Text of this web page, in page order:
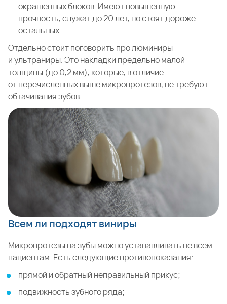
окрашенных блоков. Имеют повышенную
прочность, служат до 20 лет, но стоят дороже
остальных.
Отдельно стоит поговорить про люминиры
и ультраниры. Это накладки предельно малой
толщины (до 0,2 мм), которые, в отличие
от перечисленных выше микропротезов, не требуют
обтачивания зубов.
Всем ли подходят виниры
Микропротезы на зубы можно устанавливать не всем
пациентам. Есть следующие противопоказания:
прямой и обратный неправильный прикус;
подвижность зубного ряда;